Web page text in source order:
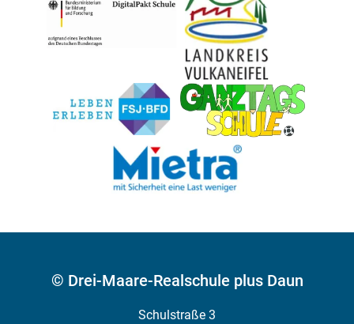
© Drei-Maare-Realschule plus Daun
Schulstraße 3